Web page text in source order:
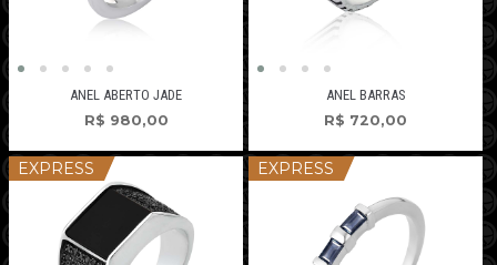
ANEL ABERTO JADE
R$ 980,00
ANEL BARRAS
R$ 720,00
EXPRESS EXPRESS